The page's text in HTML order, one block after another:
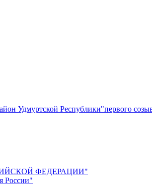
Удмуртской Республики"первого
ФЕДЕРАЦИИ"
России"